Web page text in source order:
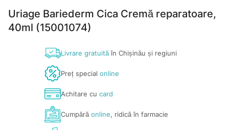
Uriage Bariederm Cica Cremă reparatoare,
40ml (15001074)
Livrare gratuităîn Chișinău și regiuni
Preț special online
Achitare cu card
Cumpărăonline, ridică în farmacie